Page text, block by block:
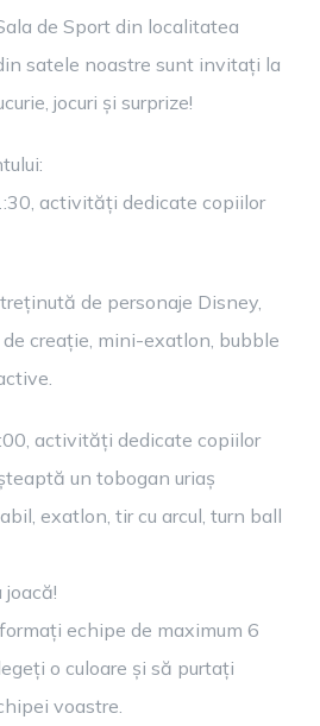
de Sport din localitatea
satele noastre sunt invitați la
jocuri și surprize!
activități dedicate copiilor
de personaje Disney,
creație, mini-exatlon, bubble
activități dedicate copiilor
un tobogan uriaș
exatlon, tir cu arcul, turn ball
echipe de maximum 6
o culoare și să purtați
voastre.